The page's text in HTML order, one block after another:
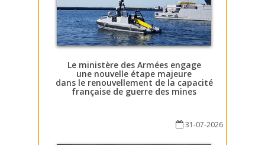
Le ministère des Armées engage
une nouvelle étape majeure
dans le renouvellement de la capacité
française de guerre des mines
31-07-2026